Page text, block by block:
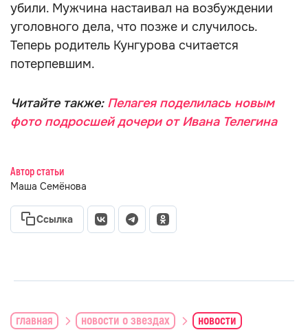
убили. Мужчина настаивал на возбуждении
уголовного дела, что позже и случилось.
Теперь родитель Кунгурова считается
потерпевшим.
Читайте также: Пелагея поделилась новым
фото подросшей дочери от Ивана Телегина
Автор статьи
Маша Семёнова
Ссылка
главная новости о звездах новости